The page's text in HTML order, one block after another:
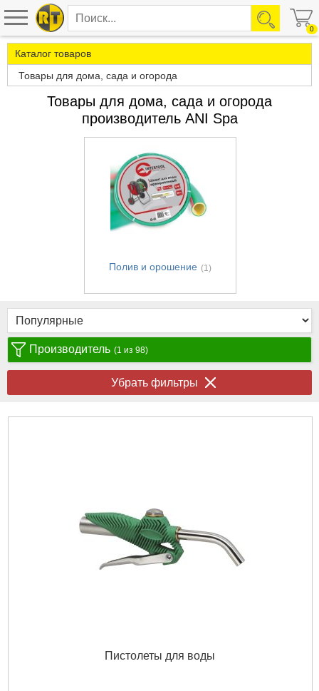
0
Каталог товаров
Товары для дома, сада и огорода
Товары для дома, сада и огорода
производитель ANI Spa
Полив и орошение (1)
Производитель (1 из 98)
Убрать фильтры
Пистолеты для воды